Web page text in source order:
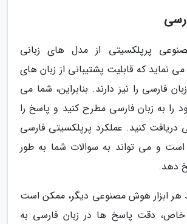
پرپلکسیتی از مدل های زبانی
می نماید که قابلیت پشتیبانی از زبان های
فارسی را نیز دارند. بنابراین، شما می
را به زبان فارسی مطرح کنید و پاسخ را
دریافت کنید. عملکرد پرپلکسیتی فارسی
است و می تواند به سوالات شما به طور
دهد.
هر ابزار هوش مصنوعی دیگر، ممکن است
خاص، دقت پاسخ ها در زبان فارسی به